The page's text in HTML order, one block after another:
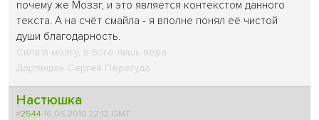
почему же Моззг, и это является контекстом данного
текста. А на счёт смайла - я вполне понял её чистой
души благодарность.
Сила в мозгу, в Боге лишь вера.
Дартвидан Сергей Перегуда
Настюшка
#2544 16.05.2010 22:12 GMT